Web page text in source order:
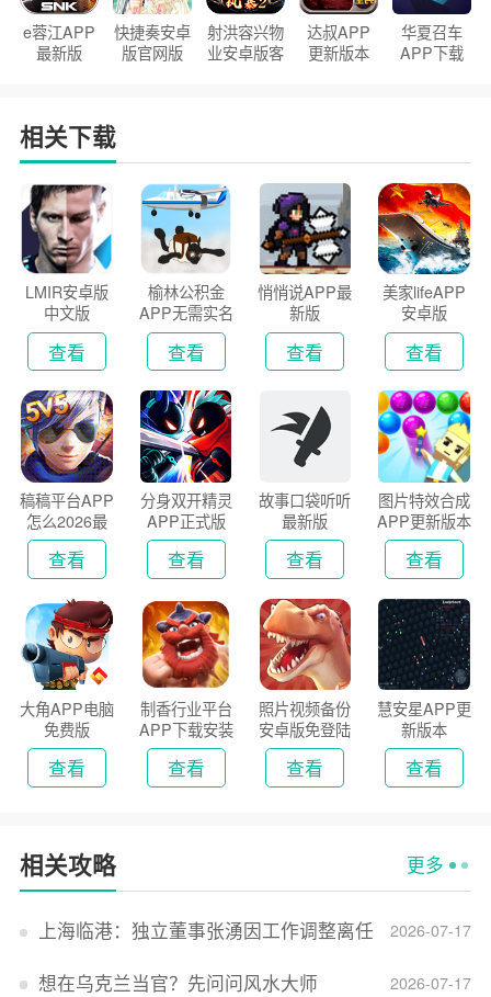
e蓉江APP
最新版
快捷奏安卓
版官网版
射洪容兴物
业安卓版客
达叔APP
更新版本
华夏召车
APP下载
相关下载
LMIR安卓版
中文版
查看
榆林公积金
APP无需实名
认证版
查看
悄悄说APP最
新版
查看
美家lifeAPP
安卓版
查看
稿稿平台APP
怎么2026最
新版
查看
分身双开精灵
APP正式版
查看
故事口袋听听
最新版
查看
图片特效合成
APP更新版本
2026
查看
大角APP电脑
免费版
查看
制香行业平台
APP下载安装
2026
查看
照片视频备份
安卓版免登陆
版
查看
慧安星APP更
新版本
查看
相关攻略 更多
2026-07-17
上海临港：独立董事张湧因工作调整离任
2026-07-17
想在乌克兰当官？先问问风水大师